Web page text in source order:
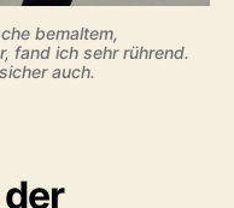
bemaltem,
fand ich sehr rührend.
auch.